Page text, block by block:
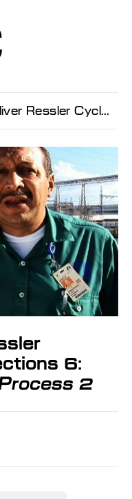
Ressler Cycle de projections 6:
6:
2